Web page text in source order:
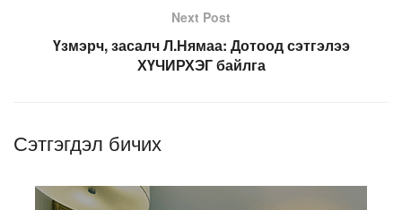
Next Post
Үзмэрч, засалч Л.Нямаа: Дотоод сэтгэлээ
ХҮЧИРХЭГ байлга
Сэтгэгдэл бичих